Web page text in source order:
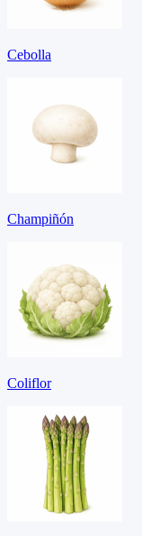
Cebolla
Champiñón
Coliflor